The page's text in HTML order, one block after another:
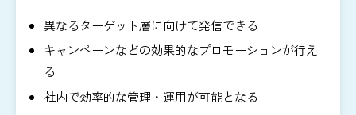
異なるターゲット層に向けて発信できる
キャンペーンなどの効果的なプロモーションが行え
る
社内で効率的な管理・運用が可能となる